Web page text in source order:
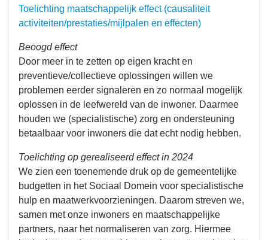
Toelichting maatschappelijk effect (causaliteit
activiteiten/prestaties/mijlpalen en effecten)
Beoogd effect
Door meer in te zetten op eigen kracht en
preventieve/collectieve oplossingen willen we
problemen eerder signaleren en zo normaal mogelijk
oplossen in de leefwereld van de inwoner. Daarmee
houden we (specialistische) zorg en ondersteuning
betaalbaar voor inwoners die dat echt nodig hebben.
Toelichting op gerealiseerd effect in 2024
We zien een toenemende druk op de gemeentelijke
budgetten in het Sociaal Domein voor specialistische
hulp en maatwerkvoorzieningen. Daarom streven we,
samen met onze inwoners en maatschappelijke
partners, naar het normaliseren van zorg. Hiermee